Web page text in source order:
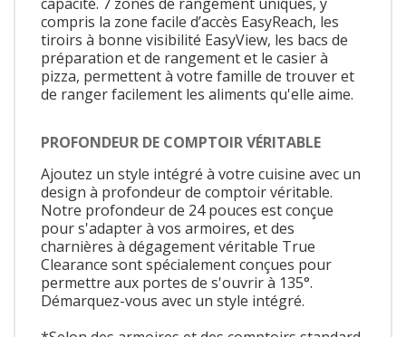
compris la zone facile d’accès EasyReach, les
tiroirs à bonne visibilité EasyView, les bacs de
préparation et de rangement et le casier à
pizza, permettent à votre famille de trouver et
de ranger facilement les aliments qu'elle aime.
PROFONDEUR DE COMPTOIR VÉRITABLE
Ajoutez un style intégré à votre cuisine avec un
design à profondeur de comptoir véritable.
Notre profondeur de 24 pouces est conçue
pour s'adapter à vos armoires, et des
charnières à dégagement véritable True
Clearance sont spécialement conçues pour
permettre aux portes de s'ouvrir à 135°.
Démarquez-vous avec un style intégré.